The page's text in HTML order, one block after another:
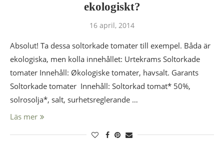
ekologiskt?
16 april, 2014
Absolut! Ta dessa soltorkade tomater till exempel. Båda är
ekologiska, men kolla innehållet: Urtekrams Soltorkade
tomater Innehåll: Økologiske tomater, havsalt. Garants
Soltorkade tomater Innehåll: Soltorkad tomat* 50%,
solrosolja*, salt, surhetsreglerande …
Läs mer